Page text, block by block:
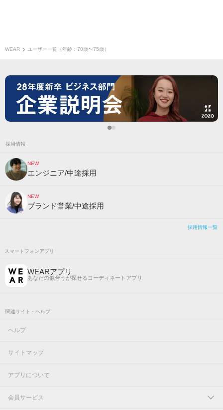
WEAR ユーザー一覧（年齢：70歳〜75歳）
採用情報
NEW
エンジニア/中途採用
NEW
ブランド営業/中途採用
採用情報一覧
スマートフォンアプリ
WEARアプリ
あなたの似合うが探せるコーディネートアプリ
関連サイト・ヘルプ
ヘルプ
サイトマップ
アプリについて
会員サービス